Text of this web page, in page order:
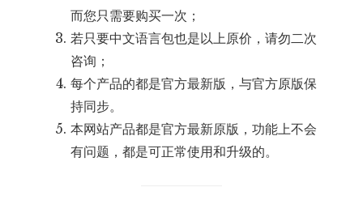
而您只需要购买一次；
若只要中文语言包也是以上原价，请勿二次
咨询；
每个产品的都是官方最新版，与官方原版保
持同步。
本网站产品都是官方最新原版，功能上不会
有问题，都是可正常使用和升级的。